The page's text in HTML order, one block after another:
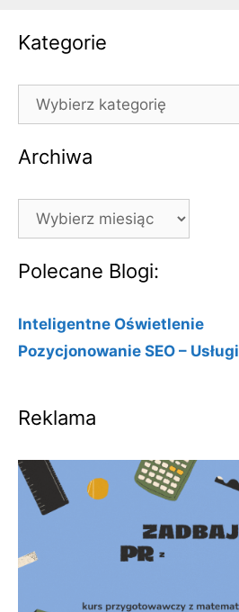
Kategorie
Kategorie
Archiwa
Archiwa
Polecane Blogi:
Inteligentne Oświetlenie
Pozycjonowanie SEO – Usługi
Reklama